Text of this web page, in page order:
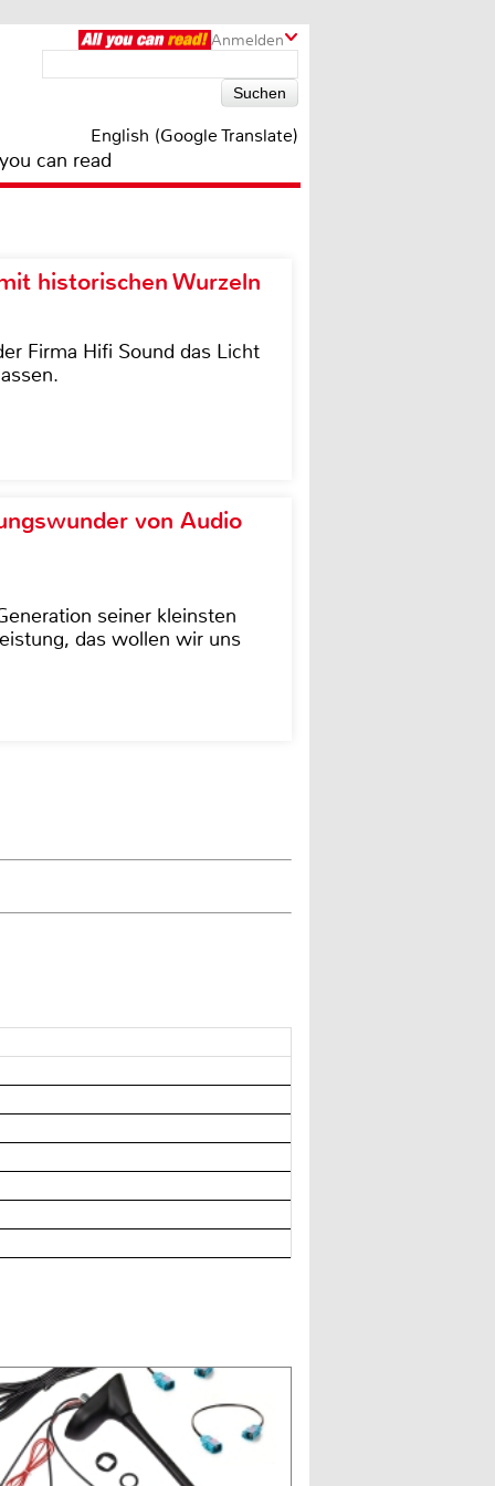
Anmelden
English (Google Translate)
can read
historischen Wurzeln
Firma Hifi Sound das Licht
von Audio
seiner kleinsten
das wollen wir uns